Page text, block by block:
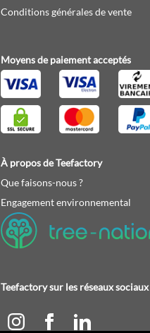
Conditions générales de vente
Moyens de paiement acceptés
À propos de Teefactory
Que faisons-nous ?
Engagement environnemental
Teefactory sur les réseaux sociaux